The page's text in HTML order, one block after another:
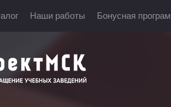
Наши работы Бонусная